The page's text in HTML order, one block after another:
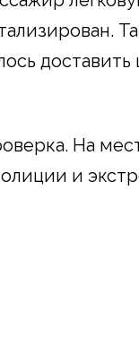
доставить
На
и